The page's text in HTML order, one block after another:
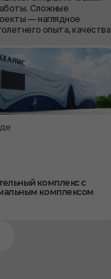
Сложные
— наглядное
опыта, качества
комплекс с
комплексом